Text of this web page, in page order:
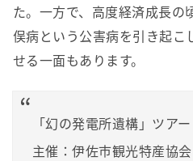
た。一方で、高度経済成長の
俣病という公害病を引き起こ
せる一面もあります。
「幻の発電所遺構」ツアー
主催：伊佐市観光特産協会